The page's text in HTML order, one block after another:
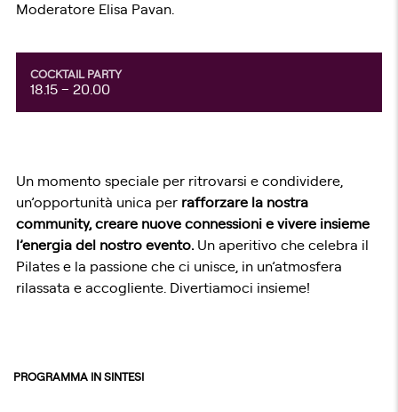
Moderatore Elisa Pavan.
COCKTAIL PARTY
18.15 – 20.00
Un momento speciale per ritrovarsi e condividere,
un’opportunità unica per rafforzare la nostra
community, creare nuove connessioni e vivere insieme
l’energia del nostro evento.Un aperitivo che celebra il
Pilates e la passione che ci unisce, in un’atmosfera
rilassata e accogliente. Divertiamoci insieme!
PROGRAMMA IN SINTESI